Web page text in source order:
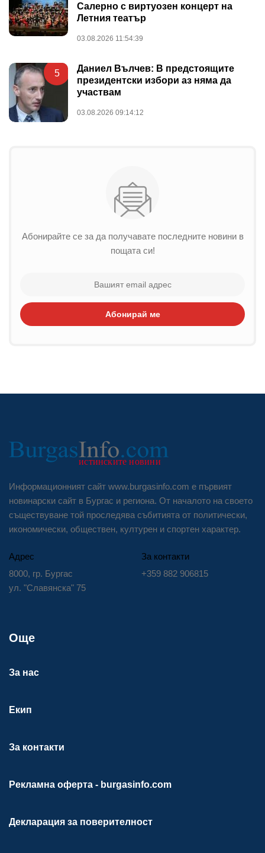
Салерно с виртуозен концерт на
Летния театър
03.08.2026 11:54:39
5
Даниел Вълчев: В предстоящите
президентски избори аз няма да
участвам
03.08.2026 09:14:12
Абонирайте се за да получавате последните новини в
пощата си!
Абонирай ме
Информационният сайт www.burgasinfo.com е първият
новинарски сайт в Бургас и региона. От началото на своето
съществуване той проследява събитията от политически,
икономически, обществен, културен и спортен характер.
Адрес
8000, гр. Бургас
ул. "Славянска" 75
За контакти
+359 882 906815
Още
За нас
Екип
За контакти
Рекламна оферта - burgasinfo.com
Декларация за поверителност